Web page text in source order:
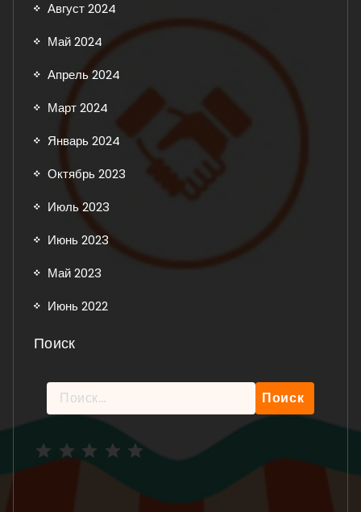
Август 2024
Май 2024
Апрель 2024
Март 2024
Январь 2024
Октябрь 2023
Июль 2023
Июнь 2023
Май 2023
Июнь 2022
Поиск
Найти: